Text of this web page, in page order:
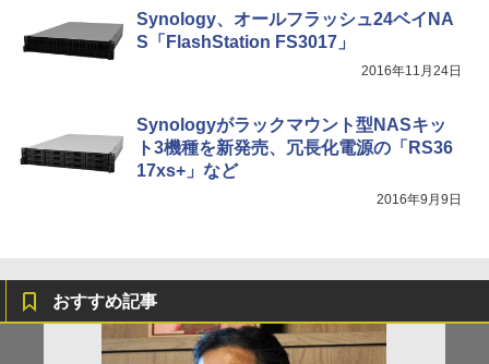
Synology、オールフラッシュ24ベイNA
S「FlashStation FS3017」
2016年11月24日
Synologyがラックマウント型NASキッ
ト3機種を新発売、冗長化電源の「RS36
17xs+」など
2016年9月9日
おすすめ記事